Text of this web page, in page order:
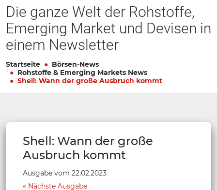
Die ganze Welt der Rohstoffe,
Emerging Market und Devisen in
einem Newsletter
Startseite
Börsen-News
Rohstoffe & Emerging Markets News
Shell: Wann der große Ausbruch kommt
Shell: Wann der große
Ausbruch kommt
Ausgabe vom 22.02.2023
Nächste Ausgabe